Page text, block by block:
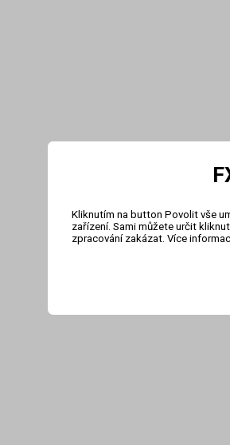
Kliknutím na button Povolit vše
zařízení. Sami můžete určit
zpracování zakázat. Více